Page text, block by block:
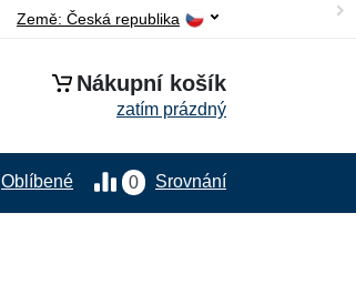
Země: Česká republika
Nákupní košík
zatím prázdný
0 Srovnání
Oblíbené